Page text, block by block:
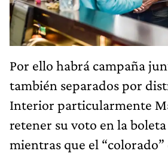
Por ello habrá campaña
también separados por
Interior particularmente
retener su voto en la
mientras que el “colorado”